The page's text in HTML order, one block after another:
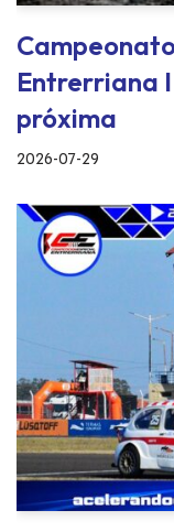
Entrerriana
próxima
2026-07-29